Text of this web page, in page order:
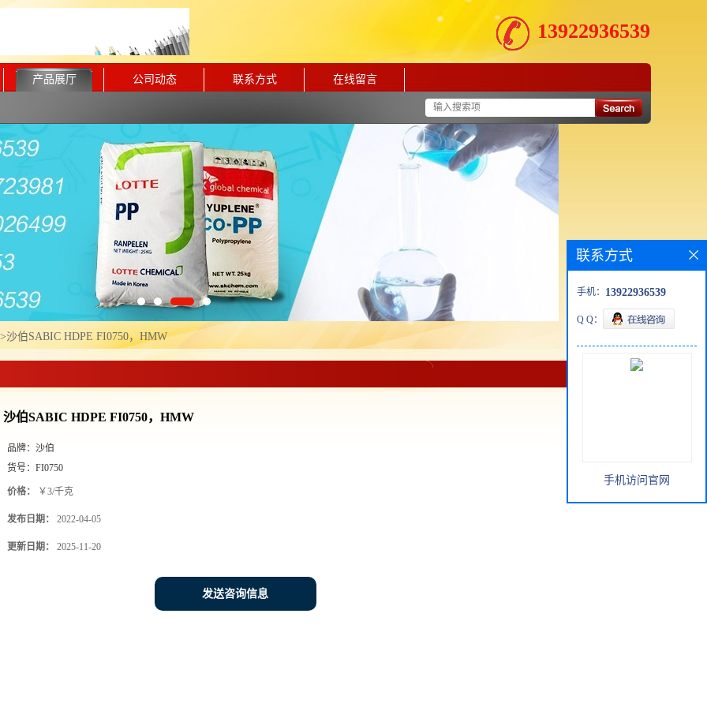
13922936539
产品展厅 公司动态 联系方式 在线留言
沙伯SABIC HDPE FI0750，HMW
沙伯SABIC HDPE FI0750，HMW
品牌： 沙伯
货号： FI0750
价格： ￥3/千克
发布日期： 2022-04-05
更新日期： 2025-11-20
发送咨询信息
联系方式
手机： 13922936539
Q Q：
手机访问官网